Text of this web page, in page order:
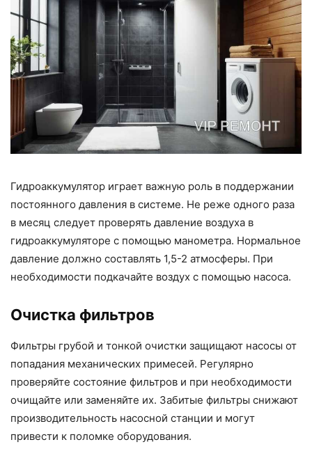
Гидроаккумулятор играет важную роль в поддержании
постоянного давления в системе. Не реже одного раза
в месяц следует проверять давление воздуха в
гидроаккумуляторе с помощью манометра. Нормальное
давление должно составлять 1,5-2 атмосферы. При
необходимости подкачайте воздух с помощью насоса.
Очистка фильтров
Фильтры грубой и тонкой очистки защищают насосы от
попадания механических примесей. Регулярно
проверяйте состояние фильтров и при необходимости
очищайте или заменяйте их. Забитые фильтры снижают
производительность насосной станции и могут
привести к поломке оборудования.